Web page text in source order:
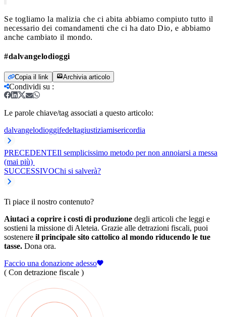
Se togliamo la malizia che ci abita abbiamo compiuto tutto il
necessario dei comandamenti che ci ha dato Dio, e abbiamo
anche cambiato il mondo.
#dalvangelodioggi
Copia il link Archivia articolo
Condividi su :
Le parole chiave/tag associati a questo articolo:
dalvangelodioggifedeltagiustiziamisericordia
PRECEDENTEIl semplicissimo metodo per non annoiarsi a messa
(mai più)
SUCCESSIVOChi si salverà?
Ti piace il nostro contenuto?
Aiutaci a coprire i costi di produzione degli articoli che leggi e
sostieni la missione di Aleteia. Grazie alle detrazioni fiscali, puoi
sostenere il principale sito cattolico al mondo riducendo le tue
tasse. Dona ora.
Faccio una donazione adesso
( Con detrazione fiscale )